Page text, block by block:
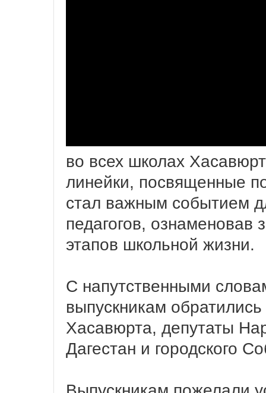
во всех школах
линейки, посвященные
стал важным событием
педагогов, ознаменовав
этапов школьной жизни.
С напутственными
выпускникам
Хасавюрта, депутаты
Дагестан и городского